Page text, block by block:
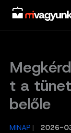
Skip
content
t a
belőle
MINAP / 2026-